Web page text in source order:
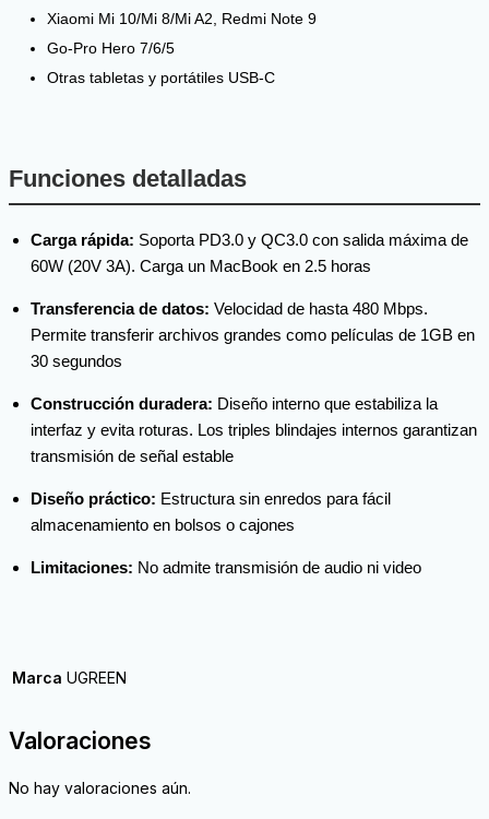
Xiaomi Mi 10/Mi 8/Mi A2, Redmi Note 9
Go-Pro Hero 7/6/5
Otras tabletas y portátiles USB-C
Funciones detalladas
Carga rápida: Soporta PD3.0 y QC3.0 con salida máxima de
60W (20V 3A). Carga un MacBook en 2.5 horas
Transferencia de datos: Velocidad de hasta 480 Mbps.
Permite transferir archivos grandes como películas de 1GB en
30 segundos
Construcción duradera: Diseño interno que estabiliza la
interfaz y evita roturas. Los triples blindajes internos garantizan
transmisión de señal estable
Diseño práctico: Estructura sin enredos para fácil
almacenamiento en bolsos o cajones
Limitaciones: No admite transmisión de audio ni video
Marca UGREEN
Valoraciones
No hay valoraciones aún.